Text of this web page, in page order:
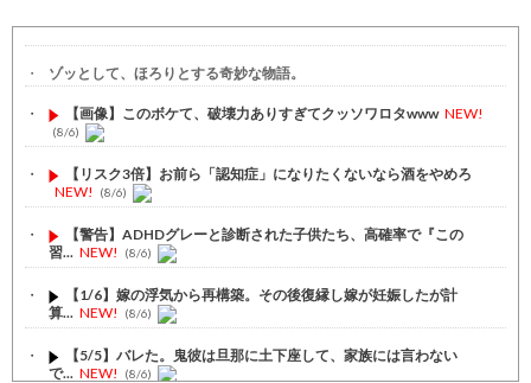
ゾッとして、ほろりとする奇妙な物語。
【画像】このボケて、破壊力ありすぎてクッソワロタwww NEW!
(8/6)
【リスク3倍】お前ら「認知症」になりたくないなら酒をやめろ
NEW!
(8/6)
【警告】ADHDグレーと診断された子供たち、高確率で『この
習... NEW! (8/6)
【1/6】嫁の浮気から再構築。その後復縁し嫁が妊娠したが計
算... NEW! (8/6)
【5/5】バレた。鬼彼は旦那に土下座して、家族には言わない
で... NEW! (8/6)